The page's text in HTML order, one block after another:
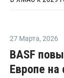
27 Марта, 2026
BASF
Европе на